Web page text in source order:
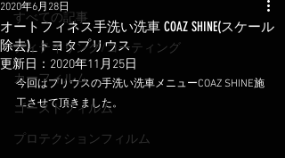
すべての記事
ディテイリング/コーティング
カーフィルム
ゴーストフィルム
プロテクションフィルム
オートフィネス手洗い洗車 COAZ SHINE(スケール
除去)_トヨタプリウス
2020年6月28日
更新日： 2020年11月25日
今回はプリウスの手洗い洗車メニューCOAZ SHINE施
工させて頂きました。